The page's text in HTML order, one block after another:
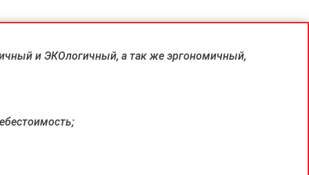
и ЭКОлогичный, а так же эргономичный,